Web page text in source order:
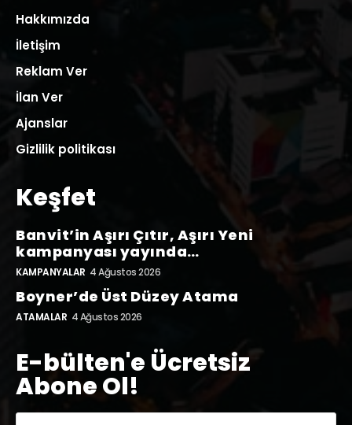
Hakkımızda
İletişim
Reklam Ver
İlan Ver
Ajanslar
Gizlilik politikası
Keşfet
Banvit’in Aşırı Çıtır, Aşırı Yeni
kampanyası yayında…
KAMPANYALAR 4 Ağustos 2026
Boyner’de Üst Düzey Atama
ATAMALAR 4 Ağustos 2026
E-bülten'e Ücretsiz
Abone Ol!